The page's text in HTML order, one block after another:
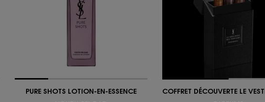
PURE SHOTS LOTION-EN-ESSENCE
COFFRET DÉCOUVERTE LE